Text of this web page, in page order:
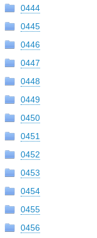
0444
0445
0446
0447
0448
0449
0450
0451
0452
0453
0454
0455
0456